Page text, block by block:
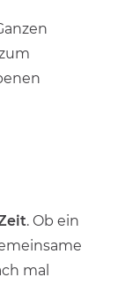
. Ob ein
mal